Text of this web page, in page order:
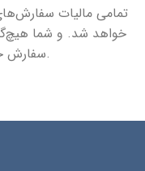
تمامی مالیات
خواهد شد. و شما
سفارش خود را نخواهید پرداخت.